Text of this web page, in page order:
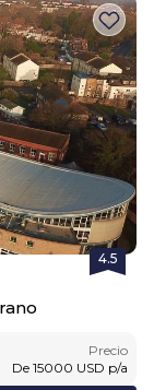
4.5
Precio
De 15000 USD p/a